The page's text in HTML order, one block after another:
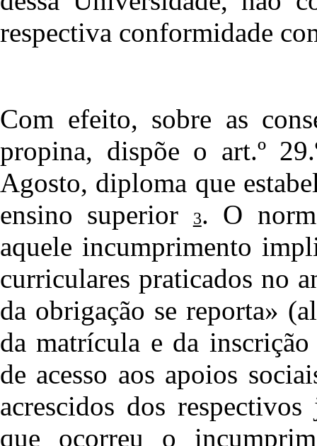
respectiva conformidade
Com efeito, sobre as
propina, dispõe o art.º
Agosto, diploma que
ensino superior
3. O
aquele incumprimento
curriculares praticados no
da obrigação se reporta»
da matrícula e da
de acesso aos apoios
acrescidos dos
que ocorreu o